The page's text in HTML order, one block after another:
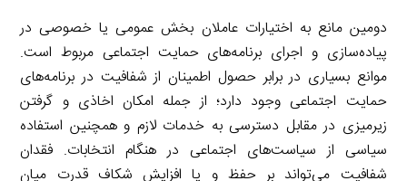
دومین مانع به اختیارات عاملان بخش عمومی یا خصوصی در
پیاده‌سازی و اجرای برنامه‌های حمایت اجتماعی مربوط است.
موانع بسیاری در برابر حصول اطمینان از شفافیت در برنامه‌های
حمایت اجتماعی وجود دارد؛ از جمله امکان اخاذی و گرفتن
زیرمیزی در مقابل دسترسی به خدمات لازم و همچنین استفاده
سیاسی از سیاست‌های اجتماعی در هنگام انتخابات. فقدان
شفافیت می‌تواند بر حفظ و یا افزایش شکاف قدرت میان